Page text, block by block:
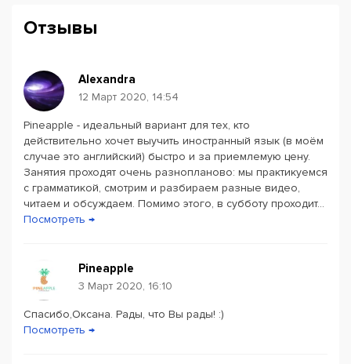
Powered byLeaflet
Отзывы
Alexandra
12 Март 2020, 14:54
Pineapple - идеальный вариант для тех, кто
действительно хочет выучить иностранный язык (в моём
случае это английский) быстро и за приемлемую цену.
Занятия проходят очень разнопланово: мы практикуемся
с грамматикой, смотрим и разбираем разные видео,
читаем и обсуждаем. Помимо этого, в субботу проходит...
Посмотреть →
Pineapple
3 Март 2020, 16:10
Спасибо,Оксана. Рады, что Вы рады! :)
Посмотреть →